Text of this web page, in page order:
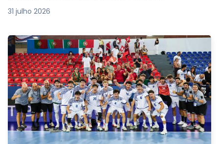
31 julho 2026